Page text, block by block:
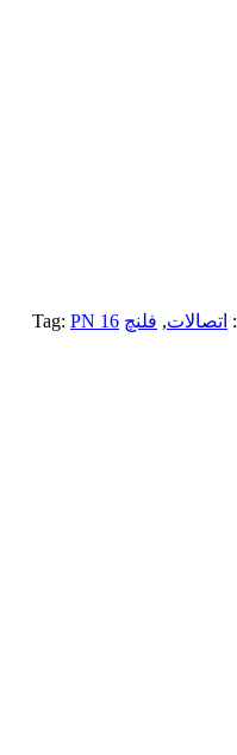
اتصالات, فلنچ Tag: PN 16